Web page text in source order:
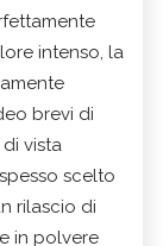
intenso, la
brevi di
vista
scelto
rilascio di
in polvere